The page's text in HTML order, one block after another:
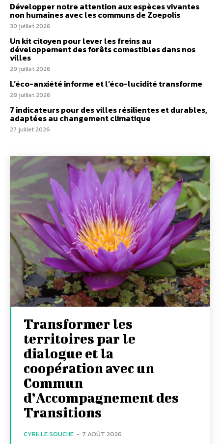
Développer notre attention aux espèces vivantes
non humaines avec les communs de Zoepolis
30 juillet 2026
Un kit citoyen pour lever les freins au
développement des forêts comestibles dans nos
villes
29 juillet 2026
L’éco-anxiété informe et l’éco-lucidité transforme
28 juillet 2026
7 indicateurs pour des villes résilientes et durables,
adaptées au changement climatique
27 juillet 2026
Transformer les
territoires par le
dialogue et la
coopération avec un
Commun
d’Accompagnement des
Transitions
CYRILLE SOUCHE - 7 AOÛT 2026